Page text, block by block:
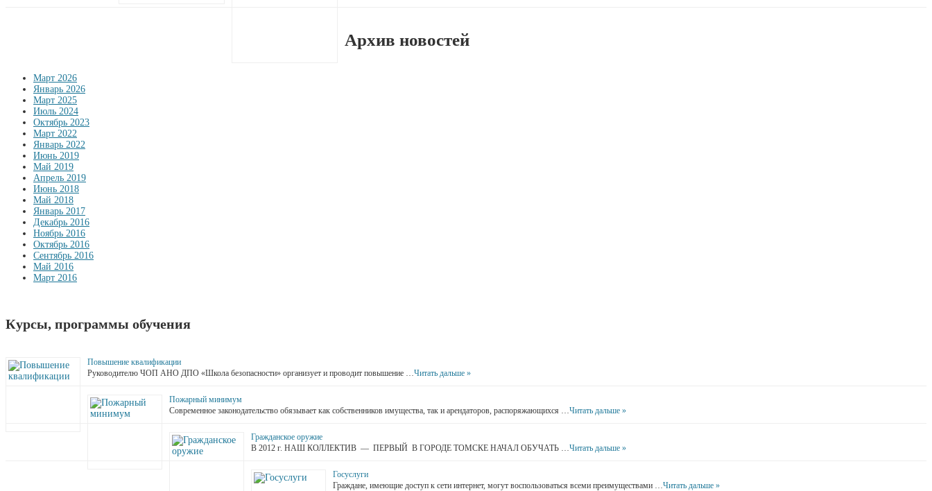
Архив новостей
Март 2026
Январь 2026
Март 2025
Июль 2024
Октябрь 2023
Март 2022
Январь 2022
Июнь 2019
Май 2019
Апрель 2019
Июнь 2018
Май 2018
Январь 2017
Декабрь 2016
Ноябрь 2016
Октябрь 2016
Сентябрь 2016
Май 2016
Март 2016
Курсы, программы обучения
Повышение квалификации
Руководителю ЧОП АНО ДПО «Школа безопасности» организует и проводит повышение … Читать дальше »
Пожарный минимум
Современное законодательство обязывает как собственников имущества, так и арендаторов, распоряжающихся … Читать дальше »
Гражданское оружие
В 2012 г. НАШ КОЛЛЕКТИВ — ПЕРВЫЙ В ГОРОДЕ ТОМСКЕ НАЧАЛ ОБУЧАТЬ … Читать дальше »
Госуслуги
Граждане, имеющие доступ к сети интернет, могут воспользоваться всеми преимуществами … Читать дальше »